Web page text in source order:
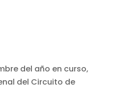
del año en curso,
del Circuito de